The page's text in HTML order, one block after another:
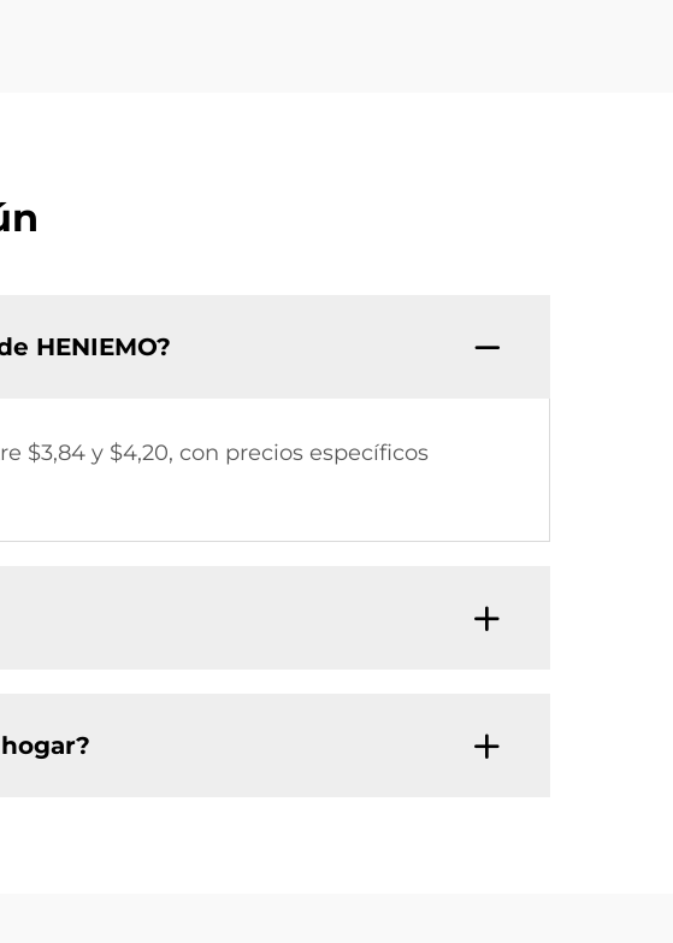
HENIEMO?
$3,84 y $4,20, con precios específicos